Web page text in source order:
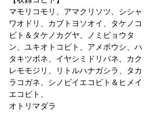
マモリコモリ、アマクリソツ、シシャ
ワオドリ、カブトヨソオイ、タケノコ
ビト＆タケノカグヤ、ノミビョウタ
ン、ユキオトコビト、アメボウシ、ハ
タキツボネ、イヤシミドリバネ、カク
レモモジリ、リトルハナガシラ、タカ
ラコガネ、シノビイエコビト＆ヒメイ
エコビト、
オトリマダラ